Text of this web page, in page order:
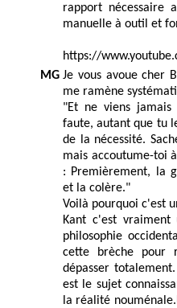
rapport nécessaire
manuelle à outil et
https://
MG Je vous avoue cher
me ramène
"Et ne viens
faute, autant que tu
de la nécessité.
mais accoutume-toi
: Premièrement, la
et la colère."
Voilà pourquoi c'est
Kant c'est
philosophie
cette brèche pour
dépasser
est le sujet
la réalité